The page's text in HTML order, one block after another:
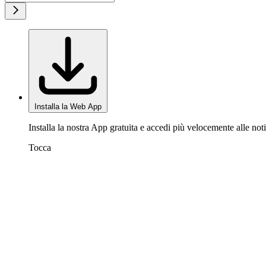
Installa la Web App
Installa la nostra App gratuita e accedi più velocemente alle
Tocca